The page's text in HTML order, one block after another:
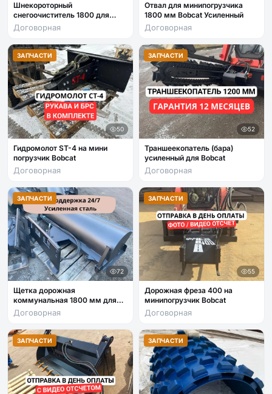
Шнекороторный
снегоочиститель 1800 для
bobcat
Договорная
Отвал для минипогрузчика
1800 мм Bobcat Усиленный
Договорная
ЗАПЧАСТИ
50
Гидромолот ST-4 на мини
погрузчик Bobcat
Договорная
ЗАПЧАСТИ
52
Траншеекопатель (бара)
усиленный для Bobcat
Договорная
ЗАПЧАСТИ
72
Щетка дорожная
коммунальная 1800 мм для
Bobcat
Договорная
ЗАПЧАСТИ
55
Дорожная фреза 400 на
минипогрузчик Bobcat
Договорная
ЗАПЧАСТИ ЗАПЧАСТИ